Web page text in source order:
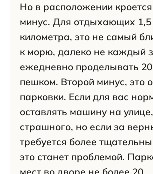
Но в расположении
минус. Для отдыхающих
километра, это не самый
к морю, далеко не каждый
ежедневно проделывать
пешком. Второй минус, это
парковки. Если для вас
оставлять машину на
страшного, но если за
требуется более
это станет проблемой.
мест во дворе не более 20.